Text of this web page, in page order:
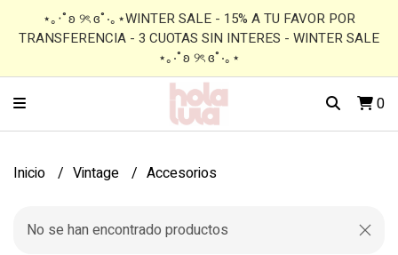
⋆｡‧˚ʚ ୨ৎ ɞ˚‧｡⋆WINTER SALE - 15% A TU FAVOR POR
TRANSFERENCIA - 3 CUOTAS SIN INTERES - WINTER SALE
⋆｡‧˚ʚ ୨ৎ ɞ˚‧｡⋆
0
Inicio Vintage Accesorios
No se han encontrado productos